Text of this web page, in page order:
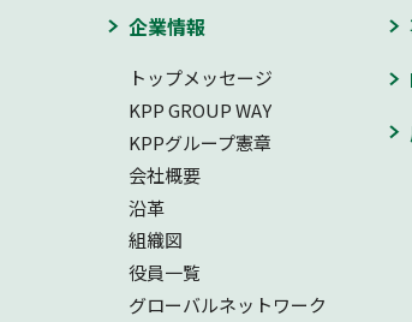
企業情報
トップメッセージ
KPP GROUP WAY
KPPグループ憲章
会社概要
沿革
組織図
役員一覧
グローバルネットワーク